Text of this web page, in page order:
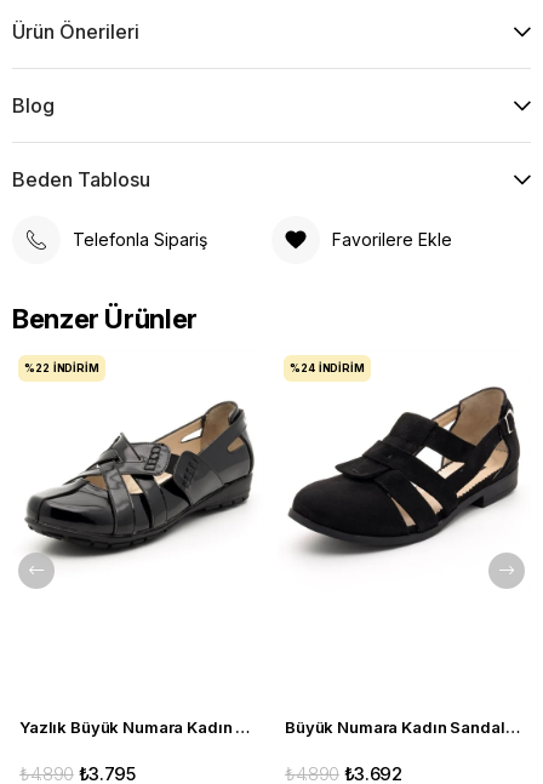
Ürün Önerileri
Blog
Beden Tablosu
Telefonla Sipariş Favorilere Ekle
Benzer Ürünler
Yazlık Büyük Numara Kadın Babet C1347 siyah
₺3.795
₺4.890
%22 İNDIRIM
Büyük Numara Kadın Sandalet Babet Ayakkabı 6259 siyah
₺3.692
₺4.890
%24 İNDIRIM